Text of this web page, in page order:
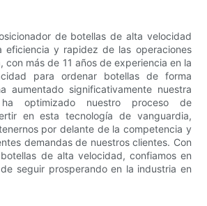
de botellas de alta velocidad
eficiencia y rapidez de las operaciones
con más de 11 años de experiencia en la
para ordenar botellas de forma
aumentado significativamente nuestra
optimizado nuestro proceso de
en esta tecnología de vanguardia,
por delante de la competencia y
demandas de nuestros clientes. Con
de alta velocidad, confiamos en
seguir prosperando en la industria en